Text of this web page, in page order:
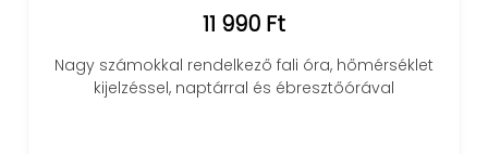
11 990 Ft
Nagy számokkal rendelkező fali óra, hőmérséklet
kijelzéssel, naptárral és ébresztőórával